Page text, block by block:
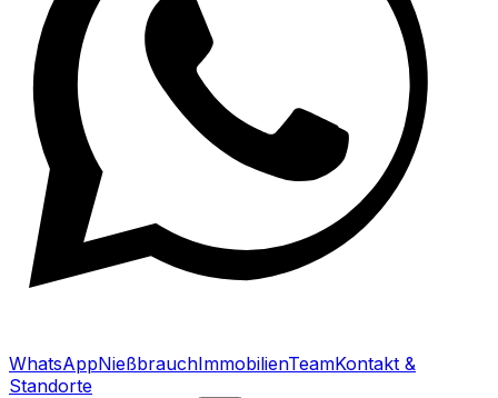
WhatsAppNießbrauchImmobilienTeamKontakt &
Standorte